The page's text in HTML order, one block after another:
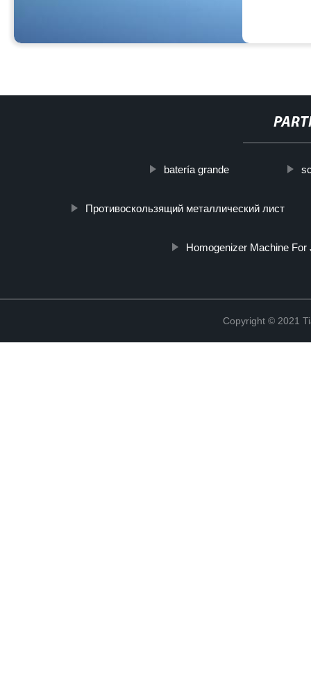
batería grande
Противоскользящий металлический лист
Homogenizer Machine For
Copyright © 2021